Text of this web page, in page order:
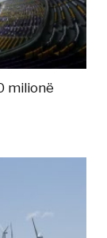
milionë